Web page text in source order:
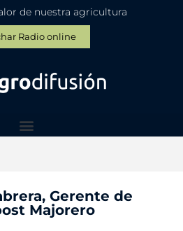
de nuestra agricultura
Radio online
Gerente de
Majorero